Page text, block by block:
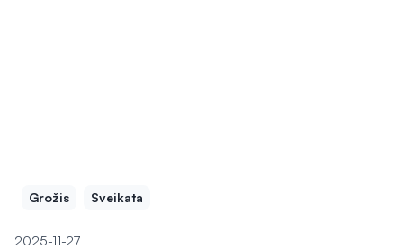
Grožis Sveikata
2025-11-27